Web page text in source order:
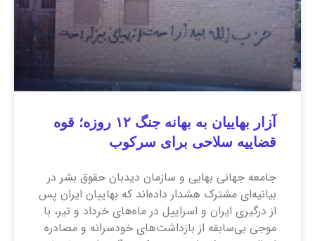
آزار بهاییان به بهانه جنگ ۱۲ روزه؛ قوه
قضاییه سلاحی برای سرکوب
جامعه جهانی بهایی و سازمان دیدبان حقوق بشر در
بیانیه‌ای مشترک هشدار داده‌اند که بهاییان ایران پس
از درگیری ایران و اسراییل در ماه‌های خرداد و تیر، با
موجی بی‌سابقه از بازداشت‌های خودسرانه و مصادره